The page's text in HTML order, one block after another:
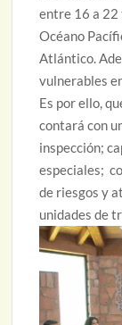
entre 16 a 22
Océano
Atlántico.
vulnerables
Es por ello,
contará con
inspección;
especiales;
de riesgos y
unidades de